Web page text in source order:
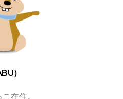
）
在住。